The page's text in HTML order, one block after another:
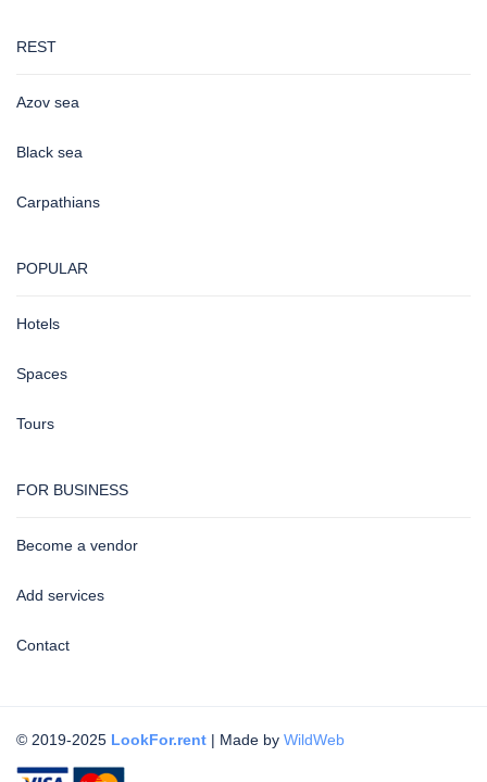
REST
Azov sea
Black sea
Carpathians
POPULAR
Hotels
Spaces
Tours
FOR BUSINESS
Become a vendor
Add services
Contact
© 2019-2025 LookFor.rent | Made by WildWeb